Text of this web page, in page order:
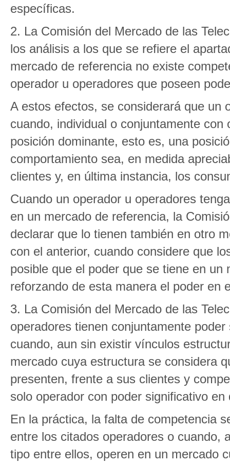
específicas.
2. La Comisión del Mercado de las
los análisis a los que se refiere el
mercado de referencia no existe
operador u operadores que poseen
A estos efectos, se considerará que un
cuando, individual o conjuntamente
posición dominante, esto es, una
comportamiento sea, en medida
clientes y, en última instancia, los
Cuando un operador u operadores
en un mercado de referencia, la
declarar que lo tienen también en otro
con el anterior, cuando considere que
posible que el poder que se tiene en
reforzando de esta manera el poder en
3. La Comisión del Mercado de las
operadores tienen conjuntamente
cuando, aun sin existir vínculos
mercado cuya estructura se considera
presenten, frente a sus clientes y
solo operador con poder significativo en
En la práctica, la falta de competencia
entre los citados operadores o cuando,
tipo entre ellos, operen en un mercado